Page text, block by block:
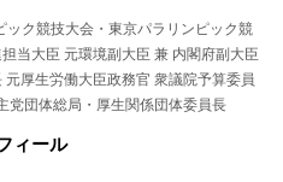
ク競技大会・東京パラリンピック競
当大臣 元環境副大臣 兼 内閣府副大臣
厚生労働大臣政務官 衆議院予算委員
党団体総局・厚生関係団体委員長
ィール